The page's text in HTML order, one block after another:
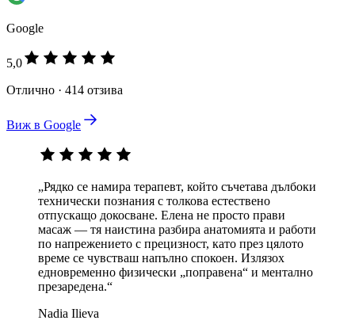
Google
5,0
Отлично · 414 отзива
Виж в Google
„Рядко се намира терапевт, който съчетава дълбоки
технически познания с толкова естествено
отпускащо докосване. Елена не просто прави
масаж — тя наистина разбира анатомията и работи
по напрежението с прецизност, като през цялото
време се чувстваш напълно спокоен. Излязох
едновременно физически „поправена“ и ментално
презаредена.“
Nadia Ilieva